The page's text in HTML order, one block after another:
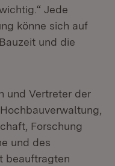
Jede
könne sich auf
und die
und Vertreter der
Forschung
und des
beauftragten